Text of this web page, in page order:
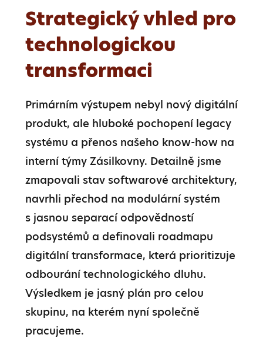
Strategický vhled pro
technologickou
transformaci
Primárním výstupem nebyl nový digitální
produkt, ale hluboké pochopení legacy
systému a přenos našeho know-how na
interní týmy Zásilkovny. Detailně jsme
zmapovali stav softwarové architektury,
navrhli přechod na modulární systém
s jasnou separací odpovědností
podsystémů a definovali roadmapu
digitální transformace, která prioritizuje
odbourání technologického dluhu.
Výsledkem je jasný plán pro celou
skupinu, na kterém nyní společně
pracujeme.